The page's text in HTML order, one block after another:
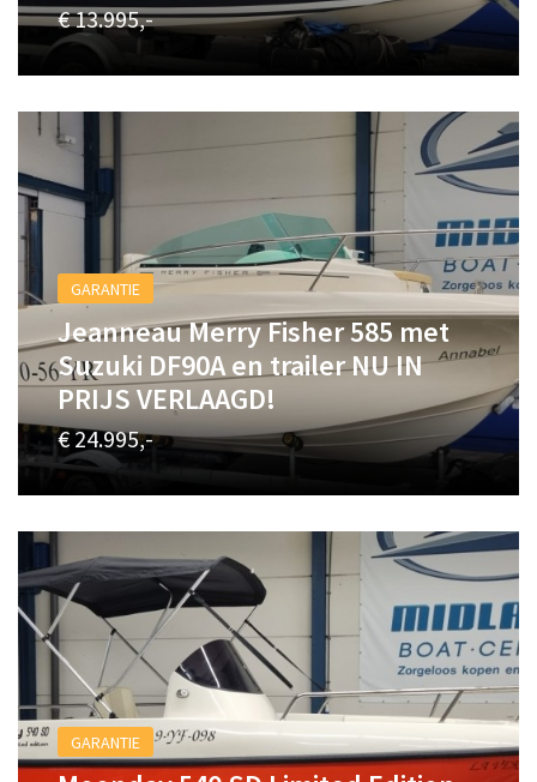
€ 13.995,-
GARANTIE
Jeanneau Merry Fisher 585 met
Suzuki DF90A en trailer NU IN
PRIJS VERLAAGD!
€ 24.995,-
GARANTIE